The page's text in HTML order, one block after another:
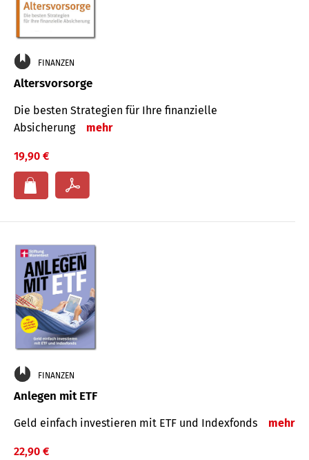
FINANZEN
Altersvorsorge
Die besten Strategien für Ihre finanzielle
Absicherung
mehr
19,90 €
FINANZEN
Anlegen mit ETF
Geld einfach investieren mit ETF und Indexfonds mehr
22,90 €